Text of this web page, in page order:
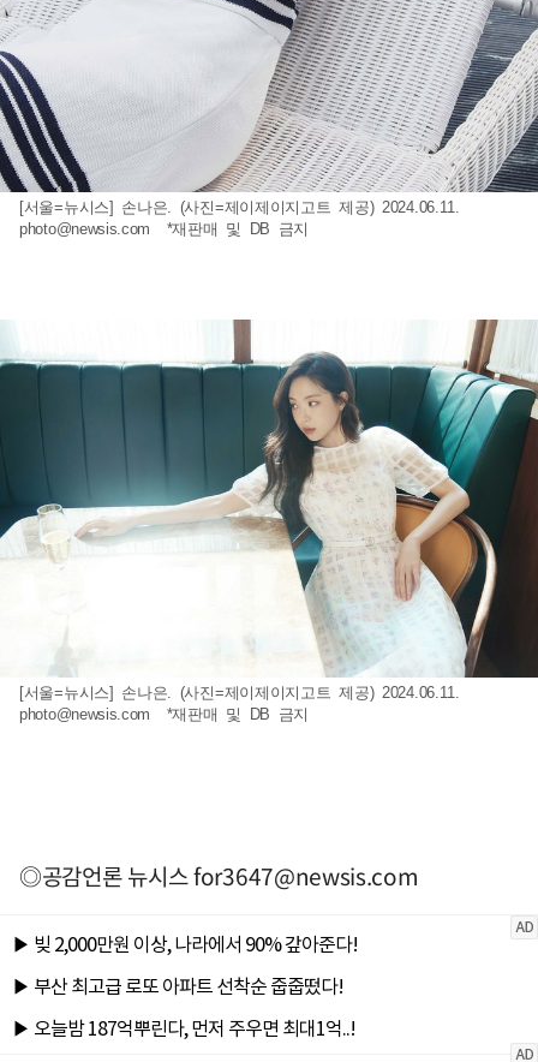
[서울=뉴시스] 손나은. (사진=제이제이지고트 제공) 2024.06.11.
photo@newsis.com *재판매 및 DB 금지
[서울=뉴시스] 손나은. (사진=제이제이지고트 제공) 2024.06.11.
photo@newsis.com *재판매 및 DB 금지
◎공감언론 뉴시스for3647@newsis.com